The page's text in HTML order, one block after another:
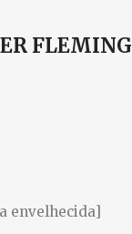
FLEMING
envelhecida]